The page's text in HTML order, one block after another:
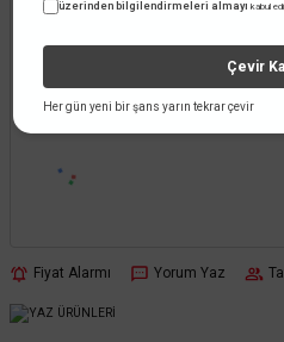
Fiyat Alarmı Yorum Yaz
üzerinden bilgilendirmeleri almayı kabul
Çevir
Her gün yeni bir şans yarın tekrar çevir